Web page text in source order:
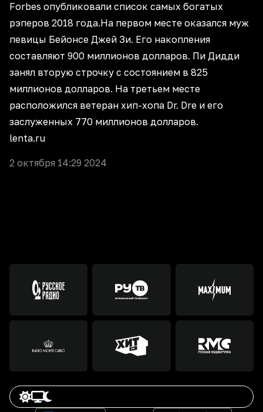
Forbes опубликовали список самых богатых
рэперов 2018 года.На первом месте оказался муж
певицы Бейонсе Джей Зи. Его накопления
составляют 900 миллионов долларов. Пи Дидди
занял вторую строчку с состоянием в 825
миллионов долларов. На третьем месте
расположился ветеран хип-хопа Dr. Dre и его
заслуженных 770 миллионов долларов.
lenta.ru
2 октября 14:29 2024